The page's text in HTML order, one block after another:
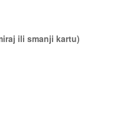
ili smanji kartu)